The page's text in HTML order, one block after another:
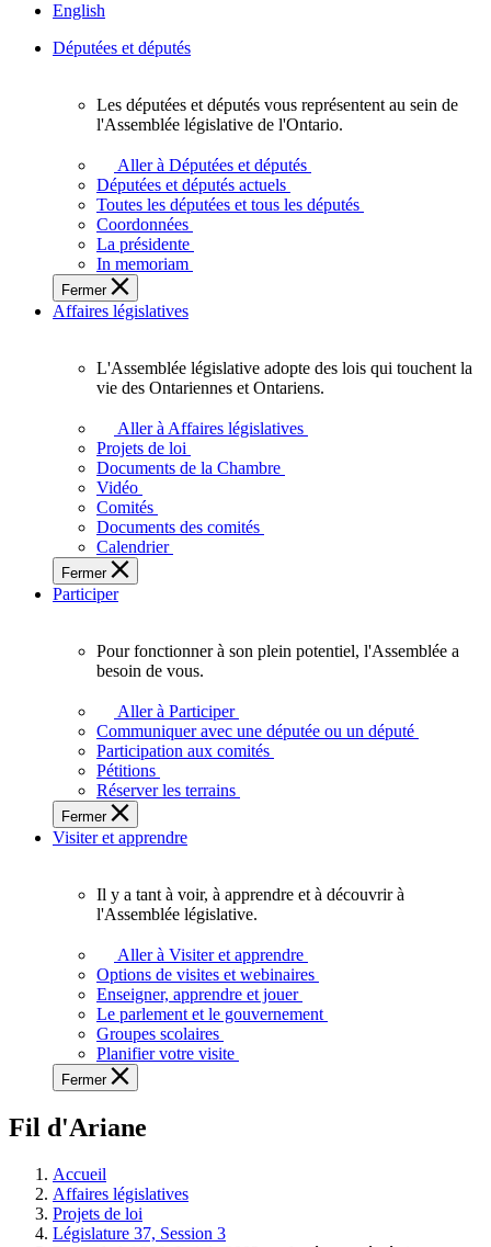
English
Députées et députés
députés
vous
représentent
sein
de
l'Assemblée
législative
l'Ontario.
Les députées et députés vous représentent au sein de
l'Assemblée législative de l'Ontario.
Aller à Députées et députés
Députées et députés actuels
Toutes les députées et tous les députés
Coordonnées
La présidente
In memoriam
Fermer
Affaires législatives
L'Assemblée
adopte
touchent
des
Ontariennes
et
L'Assemblée législative adopte des lois qui touchent la
vie des Ontariennes et Ontariens.
Aller à Affaires législatives
Projets de loi
Documents de la Chambre
Vidéo
Comités
Documents des comités
Calendrier
Fermer
Participer
plein
potentiel,
l'Assemblée
a
besoin
de
Pour fonctionner à son plein potentiel, l'Assemblée a
besoin de vous.
Aller à Participer
Communiquer avec une députée ou un député
Participation aux comités
Pétitions
Réserver les terrains
Fermer
Visiter et apprendre
voir,
apprendre
et
à
à
législative.
Il y a tant à voir, à apprendre et à découvrir à
l'Assemblée législative.
Aller à Visiter et apprendre
Options de visites et webinaires
Enseigner, apprendre et jouer
Le parlement et le gouvernement
Groupes scolaires
Planifier votre visite
Fermer
Fil d'Ariane
Accueil
Affaires législatives
Projets de loi
Législature 37, Session 3